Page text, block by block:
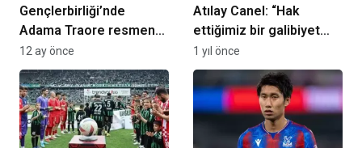
Gençlerbirliği’nde
Adama Traore resmen
imzayı attı
12 ay önce
Atılay Canel: “Hak
ettiğimiz bir galibiyet
aldık”
1 yıl önce